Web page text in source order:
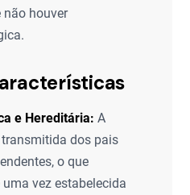
não houver
e Hereditária: A
dos pais
o que
vez estabelecida